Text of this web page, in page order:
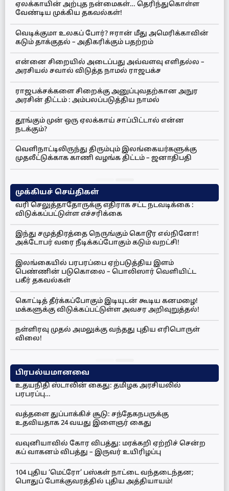
ஏலக்காயின் அற்புத நன்மைகள்… தெரிந்துகொள்ள
வேண்டிய முக்கிய தகவல்கள்!
வெடிக்குமா உலகப் போர்? ஈரான் மீது அமெரிக்காவின்
கடும் தாக்குதல் – அதிகரிக்கும் பதற்றம்
என்னை சிறையில் அடைப்பது அவ்வளவு எளிதல்ல –
அரசியல் சவால் விடுத்த நாமல் ராஜபக்ச
ராஜபக்சக்களை சிறைக்கு அனுப்புவதற்கான அநுர
அரசின் திட்டம் : அம்பலப்படுத்திய நாமல்
தூங்கும் முன் ஒரு ஏலக்காய் சாப்பிட்டால் என்ன
நடக்கும்?
வெளிநாட்டிலிருந்து திரும்பும் இலங்கையர்களுக்கு
முதலீட்டுக்காக காணி வழங்க திட்டம் – ஜனாதிபதி
முக்கியச் செய்திகள்
வரி செலுத்தாதோருக்கு எதிராக சட்ட நடவடிக்கை :
விடுக்கப்பட்டுள்ள எச்சரிக்கை
இந்து சமுத்திரத்தை நெருங்கும் கொடூர எல்நினோ!
அக்டோபர் வரை நீடிக்கப்போகும் கடும் வறட்சி!
இலங்கையில் பரபரப்பை ஏற்படுத்திய இளம்
பெண்ணின் படுகொலை – பொலிஸார் வெளியிட்ட
பகீர் தகவல்கள்
கொட்டித் தீர்க்கப்போகும் இடியுடன் கூடிய கனமழை!
மக்களுக்கு விடுக்கப்பட்டுள்ள அவசர அறிவுறுத்தல்!
நள்ளிரவு முதல் அமலுக்கு வந்தது புதிய எரிபொருள்
விலை!
பிரபல்யமானவை
உதயநிதி ஸ்டாலின் கைது: தமிழக அரசியலில்
பரபரப்பு…
வத்தளை துப்பாக்கிச் சூடு: சந்தேகநபருக்கு
உதவியதாக 24 வயது இளைஞர் கைது
வவுனியாவில் கோர விபத்து: மரக்கறி ஏற்றிச் சென்ற
கப் வாகனம் விபத்து – இருவர் உயிரிழப்பு
104 புதிய ‘மெட்ரோ’ பஸ்கள் நாட்டை வந்தடைந்தன;
பொதுப் போக்குவரத்தில் புதிய அத்தியாயம்!